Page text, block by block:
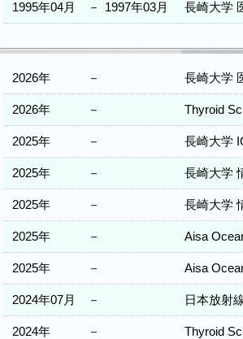
1995年04月 － 1997年03月 長崎大学
2026年 － 長崎大学
2026年 － Thyroid
2025年 － 長崎大学
2025年 － 長崎大学
2025年 － 長崎大学
2025年 － Aisa
2025年 － Aisa
2024年07月 － 日本放射
2024年 － Thyroid